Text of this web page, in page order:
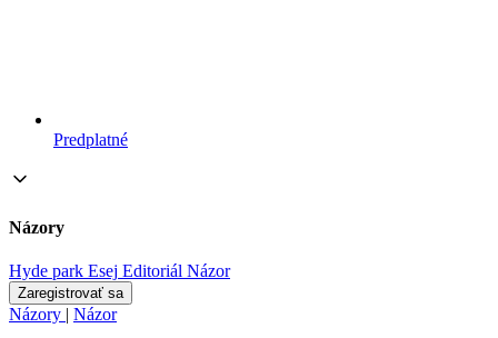
Predplatné
Názory
Hyde park Esej Editoriál Názor
Zaregistrovať sa
Názory | Názor